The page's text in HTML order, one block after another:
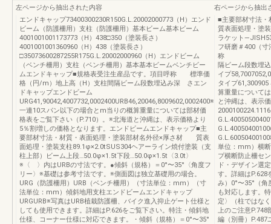
左ページから抽出された内容
エンドキャップ73400300230R150G.L.20002000773（H）エンド
ビーム（防護柵用）支柱（防護柵用）基本ビーム基本ビーム
4001001001173773（H）438□350（塗装長さ）
4001001001360960（H）438（塗装長さ）
□35073600287255R175G.L.20002000960（H）エンドビーム
（ベンチ柵用）支柱（ベンチ柵用）基本基本ビームベンチビー
ムエンドキャップ■規格表受注生産品です。項目呼称 標準価
格（円/m）地上高（H）支柱間隔ビーム段数埋込み深 さエン
ドキャップエンドビーム
URG41,90042,4007732,0002400URB46,20046,8009602,0002400※
一連10スパン以下の場合とm当りの概算重量については部材価
格表をご覧下さい（P.710）。※北海道と沖縄は、表示価格より
5％割増しの価格となります。エンドビームエンドキャップ■主
要部材寸法・材質・表面処理・塗装部材名外径×厚さ材 質表
面処理・塗装支柱89.1φ×2.0tSUS304ヘアーライン焼付塗装（支
柱上部）ビーム上段…50.0φ×1.5t下段…50.0φ×1.5t〈3.0t〉
※〈 〉内はURBの寸法です。●傾斜（規格）＝0°〜35°〈角度フ
リー〉※基礎は参考寸法です。※側面図は独立基礎用の場合。
URG（防護柵用）URB（ベンチ柵用）（寸法単位：mm）（寸
法単位：mm）傾斜地用支柱エンドビームエンドキャップ
URGURB※写真はURB植栽防護柵、バイク進入抑止ゲート仕様と
しても使用できます。詳細はP.626をご覧下さい。特注・傾斜地
仕様、コーナー仕様に対応できます。・傾斜（規格）＝0°〜35°
右ページから抽出
■主要部材寸法
質表面処理・塗
ラケット
フ研磨＃400（
称 項 目標
隔ビーム段数埋
イプ
タイプ
算重量について
と沖縄は、表示
単位：mm）横
プ横断防止柵セ
ド・デザイン選
す。詳細はP.628
み）0°〜35°（
も対応します。
定〉（柱ではな
上のご注意P.748
編（別冊）P.487